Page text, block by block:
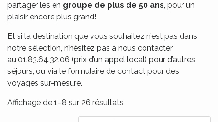
partager les en groupe de plus de 50 ans, pour un
plaisir encore plus grand!
Et si la destination que vous souhaitez n’est pas dans
notre sélection, n’hésitez pas à nous contacter
au 01.83.64.32.06 (prix d’un appel local) pour d’autres
séjours, ou via le formulaire de contact pour des
voyages sur-mesure.
Affichage de 1–8 sur 26 résultats